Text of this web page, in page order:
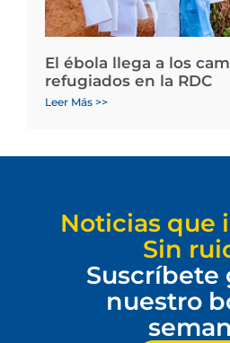
El ébola llega a los
refugiados en la RDC
Leer Más >>
Noticias que
Sin
Suscríbete
nuestro